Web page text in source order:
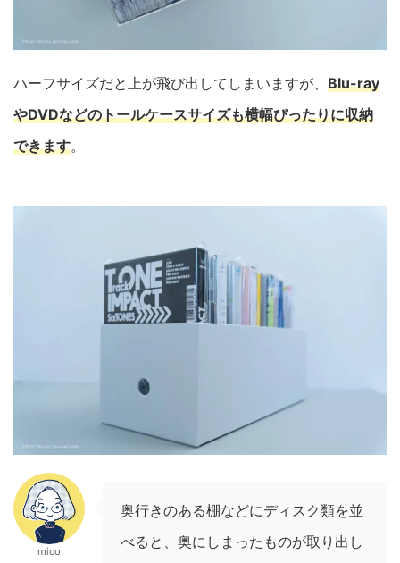
ハーフサイズだと上が飛び出してしまいますが、 Blu-ray
やDVDなどのトールケースサイズも横幅ぴったりに収納
できます。
mico
奥行きのある棚などにディスク類を並
べると、奥にしまったものが取り出し